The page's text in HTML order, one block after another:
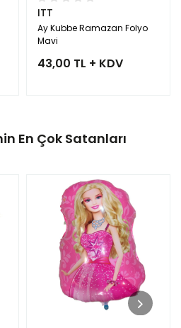
ITT
Ay Kubbe Ramazan Folyo
Mavi
43,00 TL + KDV
En Çok Satanları